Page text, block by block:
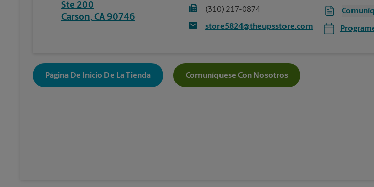
Ste 200
Carson, CA 90746
(310) 217-0874
store5824@theupsstore.com
Página De Inicio De La Tienda Comuníquese Con Nosotros